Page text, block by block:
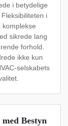
i betydelige
i
sikrede lang
forhold.
ikke kun
selskabets
Bestyn